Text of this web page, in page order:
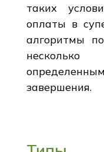
таких
оплаты в
алгоритмы
завершения.